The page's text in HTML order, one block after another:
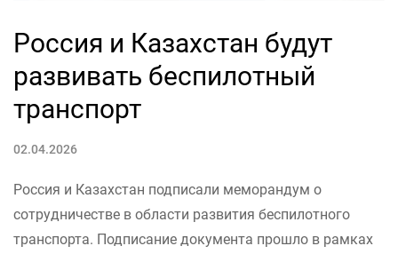
Россия и Казахстан будут
развивать беспилотный
транспорт
02.04.2026
Россия и Казахстан подписали меморандум о
сотрудничестве в области развития беспилотного
транспорта. Подписание документа прошло в рамках